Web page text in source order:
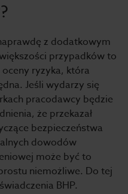
z dodatkowym
przypadków to
ryzyka, która
Jeśli wydarzy się
pracodawcy będzie
że przekazał
bezpieczeństwa
dowodów
może być to
niemożliwe. Do tej
BHP.